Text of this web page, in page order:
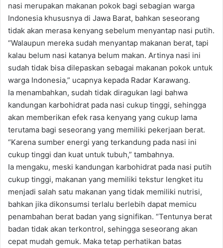
nasi merupakan makanan pokok bagi sebagian warga
Indonesia khususnya di Jawa Barat, bahkan seseorang
tidak akan merasa kenyang sebelum menyantap nasi putih.
“Walaupun mereka sudah menyantap makanan berat, tapi
kalau belum nasi katanya belum makan. Artinya nasi ini
sudah tidak bisa dilepaskan sebagai makanan pokok untuk
warga Indonesia,” ucapnya kepada Radar Karawang.
Ia menambahkan, sudah tidak diragukan lagi bahwa
kandungan karbohidrat pada nasi cukup tinggi, sehingga
akan memberikan efek rasa kenyang yang cukup lama
terutama bagi seseorang yang memiliki pekerjaan berat.
“Karena sumber energi yang terkandung pada nasi ini
cukup tinggi dan kuat untuk tubuh,” tambahnya.
Ia mengaku, meski kandungan karbohidrat pada nasi putih
cukup tinggi, makanan yang memiliki tekstur lengket itu
menjadi salah satu makanan yang tidak memiliki nutrisi,
bahkan jika dikonsumsi terlalu berlebih dapat memicu
penambahan berat badan yang signifikan. “Tentunya berat
badan tidak akan terkontrol, sehingga seseorang akan
cepat mudah gemuk. Maka tetap perhatikan batas